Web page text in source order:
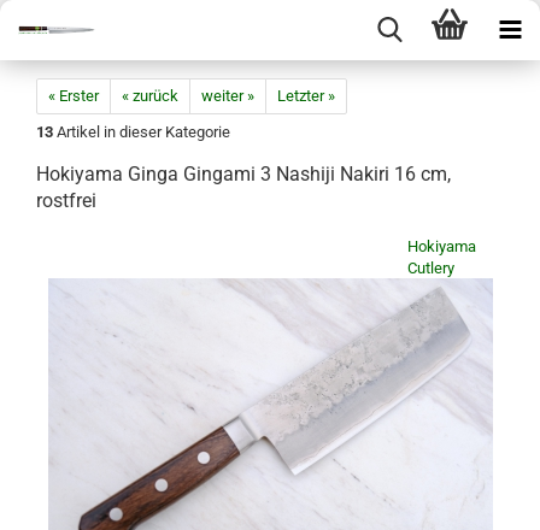
« Erster « zurück weiter »
Letzter »
13 Artikel in dieser Kategorie
Hokiyama Ginga Gingami 3 Nashiji Nakiri 16 cm,
rostfrei
Hokiyama
Cutlery